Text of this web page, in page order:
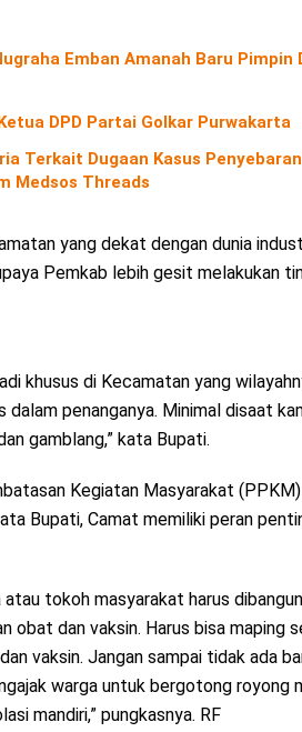
Emban Amanah Baru Pimpin
DPD Partai Golkar Purwakarta
Terkait Dugaan Kasus
Medsos Threads
yang dekat dengan dunia
Pemkab lebih gesit melakukan
khusus di Kecamatan yang
penanganya. Minimal disaat
gamblang,” kata Bupati.
Kegiatan Masyarakat
Bupati, Camat memiliki peran
tokoh masyarakat harus
dan vaksin. Harus bisa maping
vaksin. Jangan sampai tidak ada
warga untuk bergotong royong
mandiri,” pungkasnya. RF